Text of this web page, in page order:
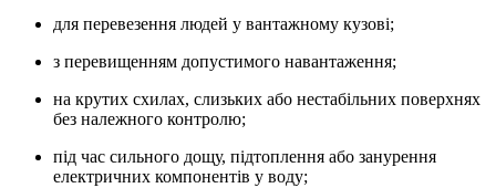
для перевезення людей у вантажному кузові;
з перевищенням допустимого навантаження;
на крутих схилах, слизьких або нестабільних поверхнях
без належного контролю;
під час сильного дощу, підтоплення або занурення
електричних компонентів у воду;